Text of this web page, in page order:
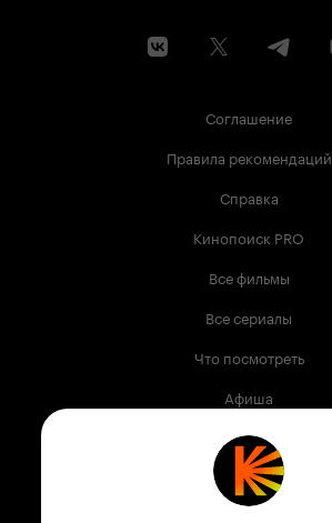
Соглашение
Правила рекомендаций
Справка
Кинопоиск PRO
Все фильмы
Все сериалы
Что посмотреть
Афиша
Музыка
Телепрограмма